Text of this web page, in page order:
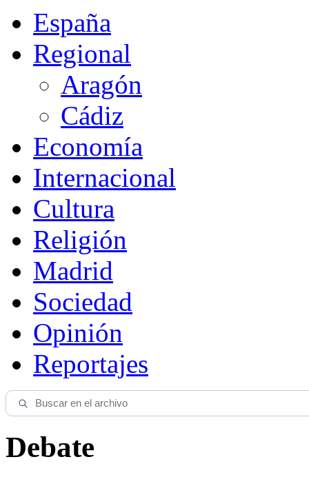
España
Regional
Aragón
Cádiz
Economía
Internacional
Cultura
Religión
Madrid
Sociedad
Opinión
Reportajes
Debate